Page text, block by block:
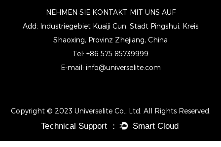
NEHMEN SIE KONTAKT MIT UNS AUF
Add: Industriegebiet Kuaiji Cun, Stadt Pingshui, Kreis
Shaoxing, Provinz Zhejiang, China
Tel: +86 575 85739999
E-mail: info@universelite.com
Copyright © 2023 Universelite Co., Ltd. All Rights Reserved.